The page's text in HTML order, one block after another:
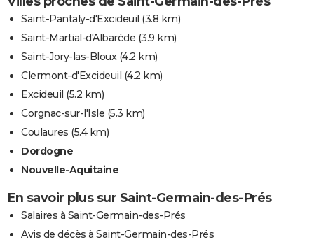
Saint-Pantaly-d'Excideuil (3.8 km)
Saint-Martial-d'Albarède (3.9 km)
Saint-Jory-las-Bloux(4.2 km)
Clermont-d'Excideuil (4.2 km)
Excideuil (5.2 km)
Corgnac-sur-l'Isle (5.3 km)
Coulaures (5.4 km)
Dordogne
Nouvelle-Aquitaine
En savoir plus sur Saint-Germain-des-Prés
Salaires à Saint-Germain-des-Prés
Avis de décès à Saint-Germain-des-Prés